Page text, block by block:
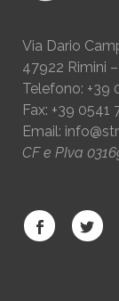
Via Dario
47922 Rimini
Telefono: +39
Fax: +39 0541
Email:
CF e PIva